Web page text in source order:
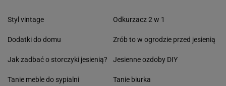
Styl vintage
Dodatki do domu
Jak zadbać o storczyki jesienią?
Tanie meble do sypialni
Odkurzacz 2 w 1
Zrób to w ogrodzie przed jesienią
Jesienne ozdoby DIY
Tanie biurka